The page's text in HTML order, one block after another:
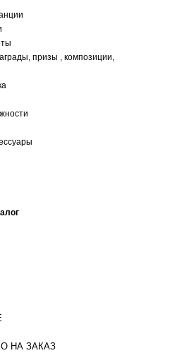
призы , композиции,
НА ЗАКАЗ